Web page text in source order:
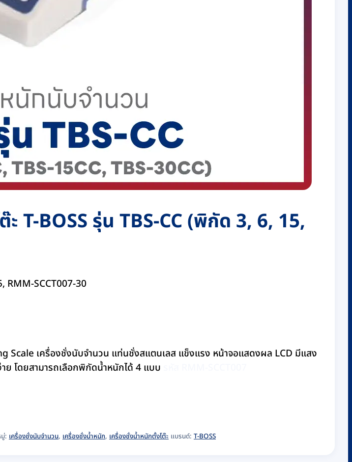
T-BOSS รุ่น TBS-CC (พิกัด 3, 6, 15,
RMM-SCCT007-30
Scale เครื่องชั่งนับจำนวน แท่นชั่งสแตนเลส แข็งแรง หน้าจอแสดงผล LCD มีแสง
ย โดยสามารถเลือกพิกัดน้ำหนักได้ 4 แบบ
: เครื่องชั่งนับจำนวน, เครื่องชั่งน้ำหนัก, เครื่องชั่งน้ำหนักตั้งโต๊ะ แบรนด์: T-BOSS